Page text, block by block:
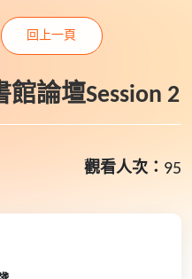
論壇Session 2
回上一頁
觀看人次： 95